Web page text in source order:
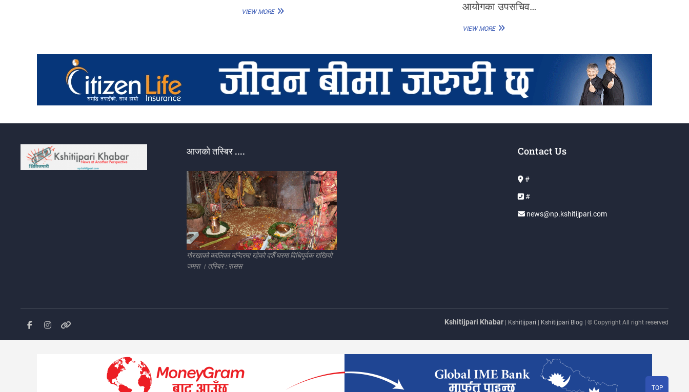
VIEW MOREसागर
समर्थन
आयोगका उपसचिव…
VIEW MOREनिर्वाचन
गराउन
दिने
आयोगको
निर्णय
आजको तस्बिर ....
गोरखाको कालिका मन्दिरमा रहेको दशैँ घरमा विधिपूर्वक राखियो
जमरा । तस्बिर : रासस
Contact Us
#
#
news@np.kshitijpari.com
facebook
instagram
Blog Kshitijpari Khabar| Kshitijpari | Kshitijpari Blog | © Copyright All right reserved
TOP